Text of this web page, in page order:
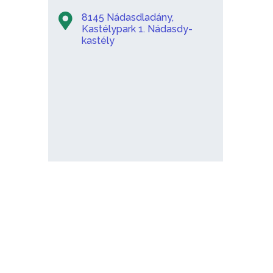
8145 Nádasdladány,
Kastélypark 1. Nádasdy-
kastély